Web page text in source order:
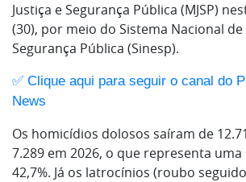
Justiça e Segurança Pública (MJSP)
(30), por meio do Sistema Nacional
Segurança Pública (Sinesp).
✅ Clique aqui para seguir o canal do
News
Os homicídios dolosos saíram de
7.289 em 2026, o que representa
42,7%. Já os latrocínios (roubo